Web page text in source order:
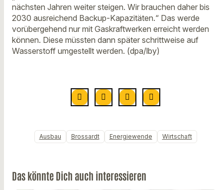
nächsten Jahren weiter steigen. Wir brauchen daher bis
2030 ausreichend Backup-Kapazitäten.“ Das werde
vorübergehend nur mit Gaskraftwerken erreicht werden
können. Diese müssten dann später schrittweise auf
Wasserstoff umgestellt werden. (dpa/lby)
Ausbau Brossardt Energiewende Wirtschaft
Das könnte Dich auch interessieren